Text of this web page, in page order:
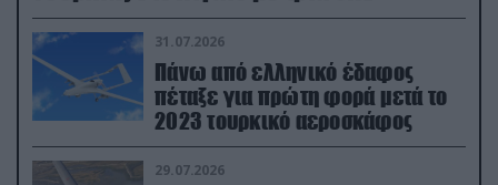
31.07.2026
Πάνω από ελληνικό έδαφος
πέταξε για πρώτη φορά μετά το
2023 τουρκικό αεροσκάφος
29.07.2026